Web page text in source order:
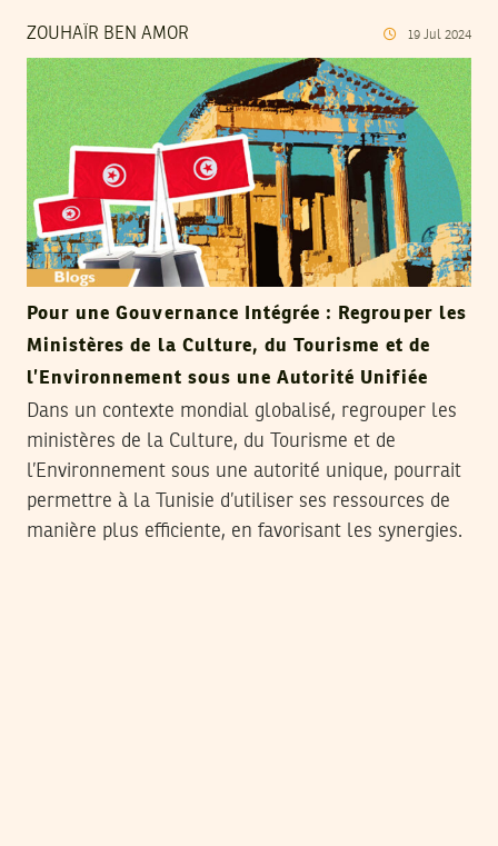
ZOUHAÏR BEN AMOR 19 Jul 2024
Pour une Gouvernance Intégrée : Regrouper les
Ministères de la Culture, du Tourisme et de
l’Environnement sous une Autorité Unifiée
Dans un contexte mondial globalisé, regrouper les
ministères de la Culture, du Tourisme et de
l’Environnement sous une autorité unique, pourrait
permettre à la Tunisie d’utiliser ses ressources de
manière plus efficiente, en favorisant les synergies.